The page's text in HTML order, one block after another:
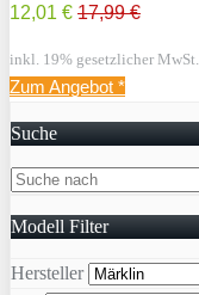
12,01 € 17,99 €
inkl. 19% gesetzlicher MwSt.
Zum Angebot *
Suche
Modell Filter
Hersteller